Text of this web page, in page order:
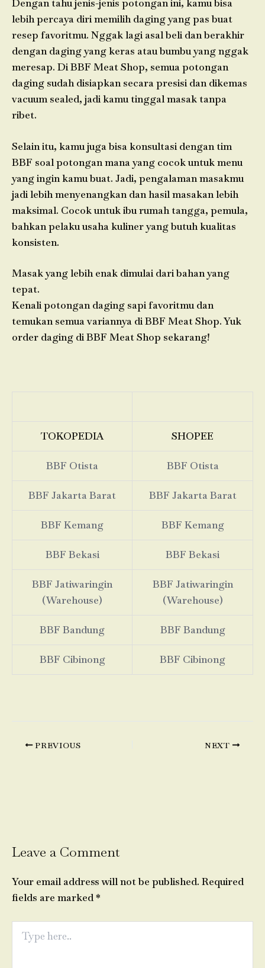
Dengan tahu jenis-jenis potongan ini, kamu bisa
lebih percaya diri memilih daging yang pas buat
resep favoritmu. Nggak lagi asal beli dan berakhir
dengan daging yang keras atau bumbu yang nggak
meresap. Di BBF Meat Shop, semua potongan
daging sudah disiapkan secara presisi dan dikemas
vacuum sealed, jadi kamu tinggal masak tanpa
ribet.
Selain itu, kamu juga bisa konsultasi dengan tim
BBF soal potongan mana yang cocok untuk menu
yang ingin kamu buat. Jadi, pengalaman masakmu
jadi lebih menyenangkan dan hasil masakan lebih
maksimal. Cocok untuk ibu rumah tangga, pemula,
bahkan pelaku usaha kuliner yang butuh kualitas
konsisten.
Masak yang lebih enak dimulai dari bahan yang
tepat.
Kenali potongan daging sapi favoritmu dan
temukan semua variannya di BBF Meat Shop. Yuk
order daging di BBF Meat Shop sekarang!
TOKOPEDIA SHOPEE
BBF Otista BBF Otista
BBF Jakarta Barat BBF Jakarta Barat
BBF Kemang BBF Kemang
BBF Bekasi BBF Bekasi
BBF Jatiwaringin
(Warehouse)
BBF Jatiwaringin
(Warehouse)
BBF Bandung BBF Bandung
BBF Cibinong BBF Cibinong
PREVIOUS NEXT
Leave a Comment
Your email address will not be published. Required
fields are marked*
here..